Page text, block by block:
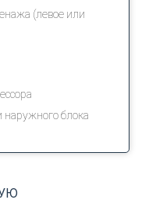
(левое или
наружного блока